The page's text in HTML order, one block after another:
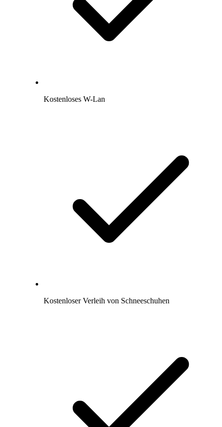
Kostenloses W-Lan
Kostenloser Verleih von Schneeschuhen